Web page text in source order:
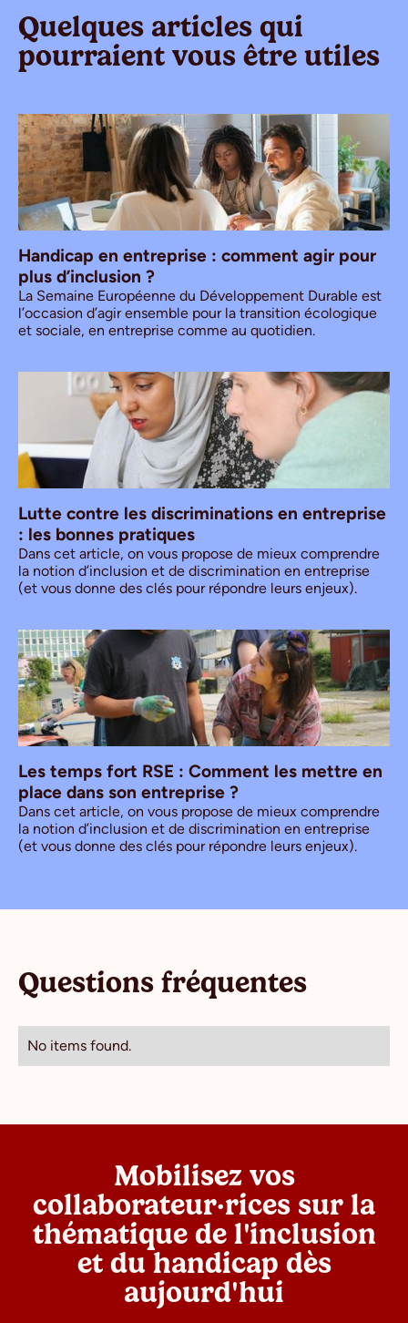
Quelques articles qui
pourraient vous être utiles
Handicap en entreprise : comment agir pour
plus d’inclusion ?
La Semaine Européenne du Développement Durable est
l’occasion d’agir ensemble pour la transition écologique
et sociale, en entreprise comme au quotidien.
Lutte contre les discriminations en entreprise
: les bonnes pratiques
Dans cet article, on vous propose de mieux comprendre
la notion d’inclusion et de discrimination en entreprise
(et vous donne des clés pour répondre leurs enjeux).
Les temps fort RSE : Comment les mettre en
place dans son entreprise ?
Dans cet article, on vous propose de mieux comprendre
la notion d’inclusion et de discrimination en entreprise
(et vous donne des clés pour répondre leurs enjeux).
Questions fréquentes
No items found.
Mobilisez vos
collaborateur·rices sur la
thématique de l'inclusion
et du handicap dès
aujourd'hui